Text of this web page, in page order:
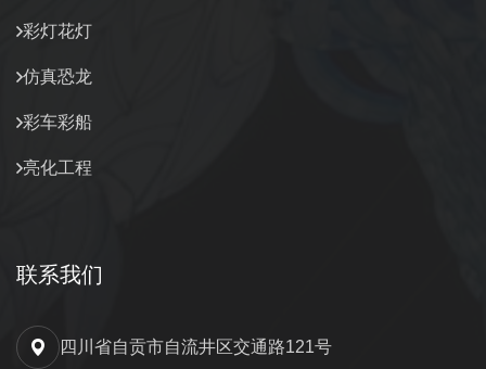
彩灯花灯
仿真恐龙
彩车彩船
亮化工程
联系我们
四川省自贡市自流井区交通路121号